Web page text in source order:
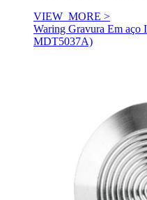
VIEW_MORE >
Waring Gravura Em
MDT5037A)